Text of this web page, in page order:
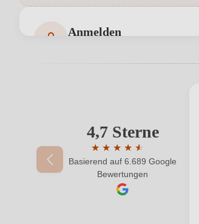
Anmelden
Ihre E-Mail-Adresse
Ihr Passwort
4,7 Sterne
★ ★ ★ ★ ★
★
Durchschnittliche
Basierend auf 6.689 Google
Bewertungen